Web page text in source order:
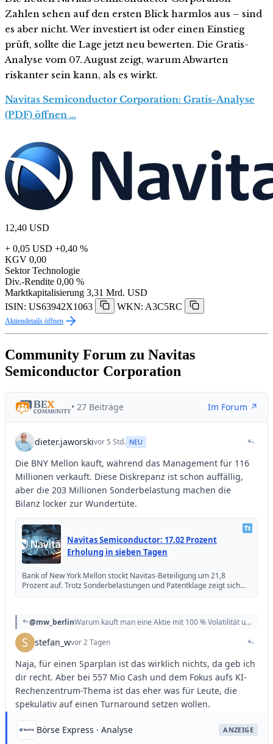
Zahlen sehen auf den ersten Blick harmlos aus – sind
es aber nicht. Wer investiert ist oder einen Einstieg
prüft, sollte die Lage jetzt neu bewerten. Die Gratis-
Analyse vom 07. August zeigt, warum Abwarten
riskanter sein kann, als es wirkt.
Navitas Semiconductor Corporation: Gratis-Analyse
(PDF) öffnen …
12,40 USD
+ 0,05 USD +0,40 %
KGV 0,00
Sektor Technologie
Div.-Rendite 0,00 %
Marktkapitalisierung 3,31 Mrd. USD
ISIN: US63942X1063
WKN: A3C5RC
Aktiendetails öffnen
Community Forum zu Navitas
Semiconductor Corporation